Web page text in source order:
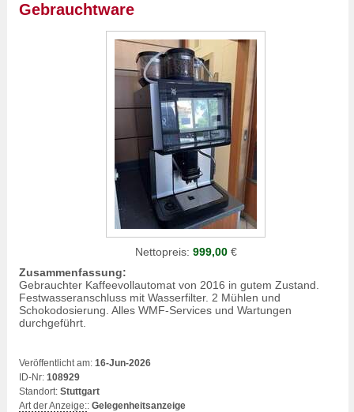
Gebrauchtware
Nettopreis: 999,00€
Zusammenfassung:
Gebrauchter Kaffeevollautomat von 2016 in gutem Zustand.
Festwasseranschluss mit Wasserfilter. 2 Mühlen und
Schokodosierung. Alles WMF-Services und Wartungen
durchgeführt.
Veröffentlicht am: 16-Jun-2026
ID-Nr: 108929
Standort: Stuttgart
Art der Anzeige:: Gelegenheitsanzeige